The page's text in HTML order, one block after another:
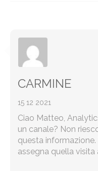
CARMINE
15 12 2021
Ciao Matteo,
un canale? Non
questa
assegna quella visita